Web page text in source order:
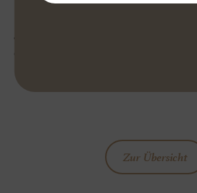
Jeder besuchte Ort ist ein Stück von
Zur Übersicht